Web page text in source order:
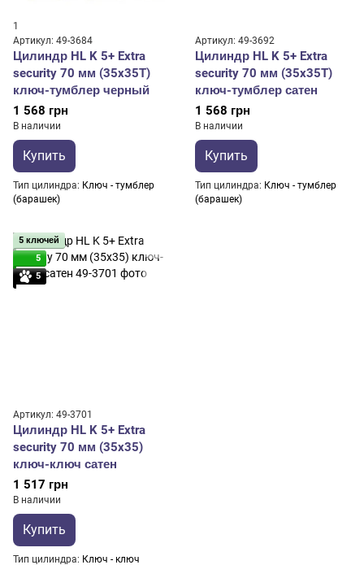
1
Артикул: 49-3684
Цилиндр HL K 5+ Extra
security 70 мм (35x35Т)
ключ-тумблер черный
1 568 грн
В наличии
Купить
Тип цилиндра
Ключ - тумблер
(барашек)
Артикул: 49-3692
Цилиндр HL K 5+ Extra
security 70 мм (35x35T)
ключ-тумблер сатен
1 568 грн
В наличии
Купить
Тип цилиндра
Ключ - тумблер
(барашек)
5 ключей
5
5
Артикул: 49-3701
Цилиндр HL K 5+ Extra
security 70 мм (35x35)
ключ-ключ сатен
1 517 грн
В наличии
Купить
Тип цилиндра Ключ - ключ